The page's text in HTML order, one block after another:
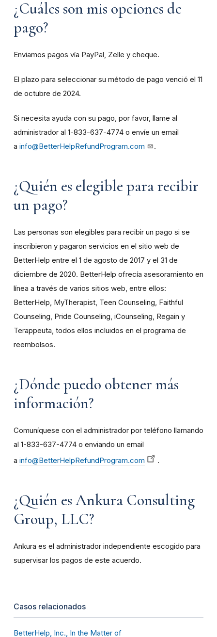
¿Cuáles son mis opciones de
pago?
Enviamos pagos vía PayPal, Zelle y cheque.
El plazo para seleccionar su método de pago venció el 11
de octubre de 2024.
Si necesita ayuda con su pago, por favor, llame al
administrador al 1-833-637-4774 o envíe un email
a info@BetterHelpRefundProgram.com .
¿Quién es elegible para recibir
un pago?
Las personas son elegibles para recibir un pago si se
inscribieron y pagaron servicios en el sitio web de
BetterHelp entre el 1 de agosto de 2017 y el 31 de
diciembre de 2020. BetterHelp ofrecía asesoramiento en
línea a través de varios sitios web, entre ellos:
BetterHelp, MyTherapist, Teen Counseling, Faithful
Counseling, Pride Counseling, iCounseling, Regain y
Terappeuta, todos ellos incluidos en el programa de
reembolsos.
¿Dónde puedo obtener más
información?
Comuníquese con el administrador por teléfono llamando
al 1-833-637-4774 o enviando un email
a info@BetterHelpRefundProgram.com .
¿Quién es Ankura Consulting
Group, LLC?
Ankura es el administrador independiente escogido para
supervisar los pagos de este acuerdo.
Casos relacionados
BetterHelp, Inc., In the Matter of